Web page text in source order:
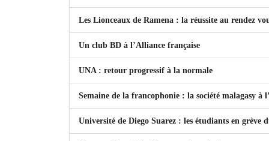
Les Lionceaux de Ramena : la réussite au rendez
Un club BD à l’Alliance française
UNA : retour progressif à la normale
Semaine de la francophonie : la société malagasy à
Université de Diego Suarez : les étudiants en grève